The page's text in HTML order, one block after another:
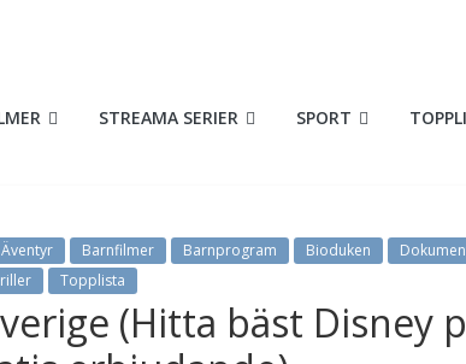
STREAMA SERIER SPORT
Äventyr Barnfilmer Barnprogram Bioduken
Topplista
(Hitta bäst Disney